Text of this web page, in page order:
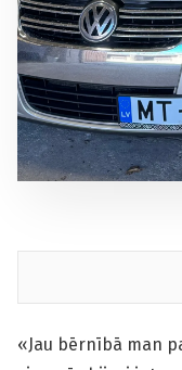
«Jau bērnībā man